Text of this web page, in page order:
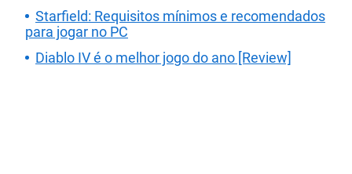
Starfield: Requisitos mínimos e recomendados
para jogar no PC
Diablo IV é o melhor jogo do ano [Review]